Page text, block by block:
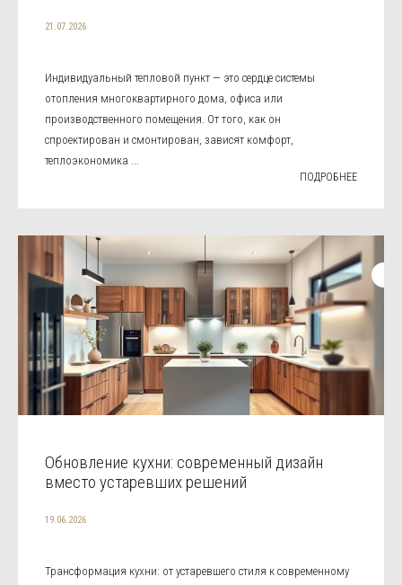
21.07.2026
Индивидуальный тепловой пункт — это сердце системы
отопления многоквартирного дома, офиса или
производственного помещения. От того, как он
спроектирован и смонтирован, зависят комфорт,
теплоэкономика ...
ПОДРОБНЕЕ
Обновление кухни: современный дизайн
вместо устаревших решений
19.06.2026
Трансформация кухни: от устаревшего стиля к современному